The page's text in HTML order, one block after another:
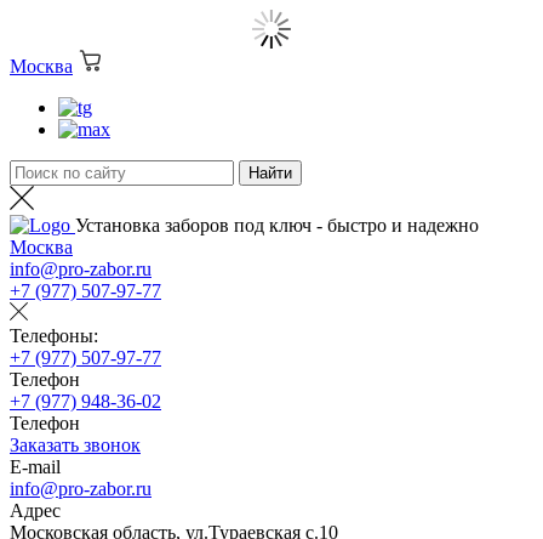
Москва
Установка заборов под ключ - быстро и надежно
Москва
info@pro-zabor.ru
+7 (977) 507-97-77
Телефоны:
+7 (977) 507-97-77
Телефон
+7 (977) 948-36-02
Телефон
Заказать звонок
E-mail
info@pro-zabor.ru
Адрес
Московская область, ул.Тураевская с.10